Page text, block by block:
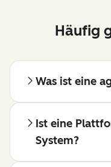
Häufig
Was ist eine
Ist eine
System?